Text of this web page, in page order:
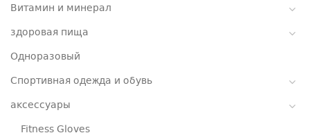
Витамин и минерал
здоровая пища
Одноразовый
Спортивная одежда и обувь
аксессуары
Fitness Gloves